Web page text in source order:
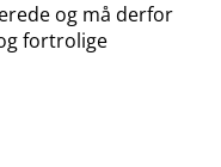
og må derfor
fortrolige